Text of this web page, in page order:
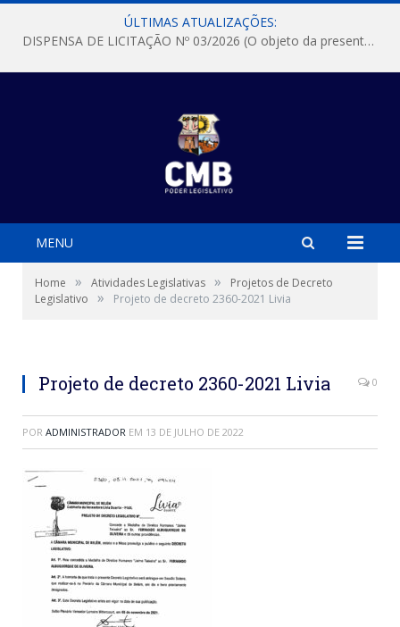
ÚLTIMAS ATUALIZAÇÕES:
DISPENSA DE LICITAÇÃO Nº 03/2026 (O objeto da presente dispensa é a escolha da proposta mais vantajosa para a aquisição, de aparelhos de ar condicionado, tipo Split, com material de instalação e fogão industrial, conforme condições, quantidades e exigências estabelecidas no termo de referencia e neste aviso de contratação direta e seus anexos)
MENU
Home » Atividades Legislativas »
Projetos de Decreto
Legislativo
» Projeto de decreto 2360-2021 Livia
Projeto de decreto 2360-2021 Livia 0
POR ADMINISTRADOR EM 13 DE JULHO DE 2022